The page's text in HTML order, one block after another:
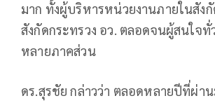
มาก ทั้งผู้บริหารหน่วยงานภายในสัง
สังกัดกระทรวง อว. ตลอดจนผู้สนใจทั่
หลายภาคส่วน
ดร.สุรชัย กล่าวว่า ตลอดหลายปีที่ผ่า